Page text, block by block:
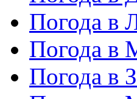
Погода в
Погода в
Погода в